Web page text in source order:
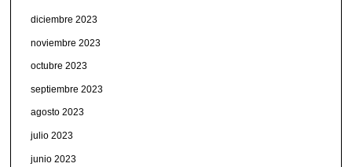
diciembre 2023
noviembre 2023
octubre 2023
septiembre 2023
agosto 2023
julio 2023
junio 2023